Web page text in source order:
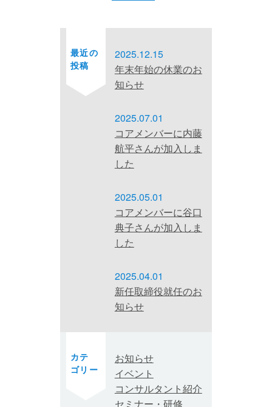
最近の
投稿
2025.12.15
年末年始の休業のお
知らせ
2025.07.01
コアメンバーに内藤
航平さんが加入しま
した
2025.05.01
コアメンバーに谷口
典子さんが加入しま
した
2025.04.01
新任取締役就任のお
知らせ
カテ
ゴリー
お知らせ
イベント
コンサルタント紹介
セミナー・研修